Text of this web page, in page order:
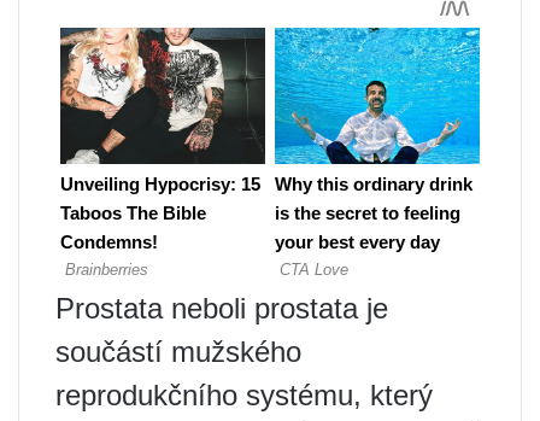
Prostata neboli prostata je
součástí mužského
reprodukčního systému, který